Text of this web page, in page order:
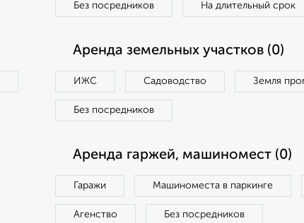
Без посредников На длительный срок
Аренда земельных участков (0)
ИЖС Садоводство Земля
Без посредников
Аренда гаржей, машиномест (0)
Гаражи Машиноместа в паркинге
Агенство Без посредников